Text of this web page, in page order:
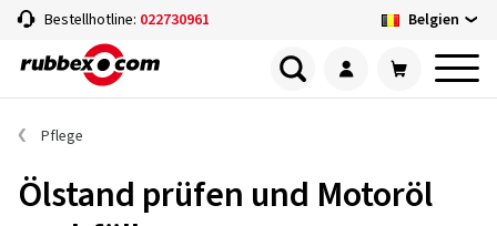
Bestellhotline: 022730961 Belgien
Pflege
Ölstand prüfen und Motoröl